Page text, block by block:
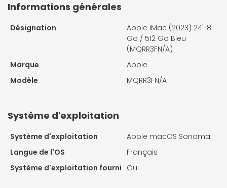
Informations générales
Désignation
Apple iMac (2023) 24" 8
Go / 512 Go Bleu
(MQRR3FN/A)
Marque
Apple
Modèle
MQRR3FN/A
Système d'exploitation
Système d'exploitation
Apple macOS Sonoma
Langue de l'OS
Français
Système d'exploitation fourni Oui